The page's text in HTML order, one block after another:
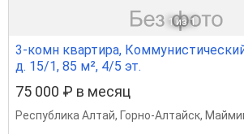
1 из 1
3-комн квартира,
д. 15/1, 85 м², 4/5 эт.
75 000 ₽ в месяц
Республика Алтай, Горно-Алтайск,